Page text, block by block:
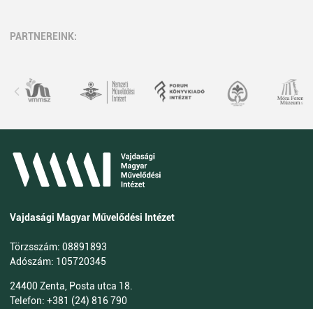
PARTNEREINK:
Vajdasági Magyar Művelődési Intézet
Törzsszám: 08891893
Adószám: 105720345
24400 Zenta, Posta utca 18.
Telefon: +381 (24) 816 790